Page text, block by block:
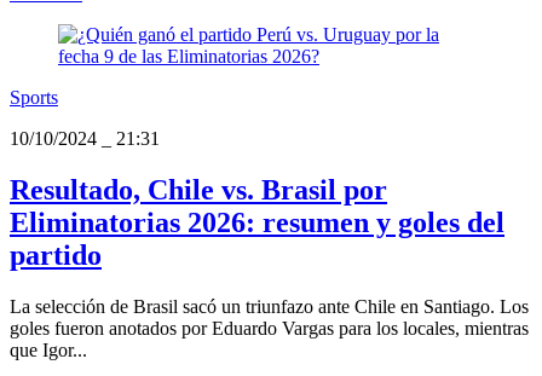
Sports
10/10/2024
21:31
Resultado, Chile vs. Brasil por
Eliminatorias 2026: resumen y goles del
partido
La selección de Brasil sacó un triunfazo ante Chile en Santiago. Los
goles fueron anotados por Eduardo Vargas para los locales, mientras
que Igor...